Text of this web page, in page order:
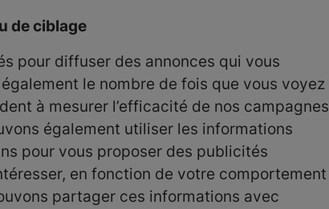
de ciblage
pour diffuser des annonces qui vous
le nombre de fois que vous voyez
à mesurer l’efficacité de nos campagnes
également utiliser les informations
pour vous proposer des publicités
en fonction de votre comportement
partager ces informations avec